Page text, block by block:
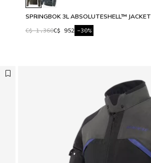
SPRINGBOK 3L ABSOLUTESHELL™ JACKET
C$ 1.360C$ 952 -30%